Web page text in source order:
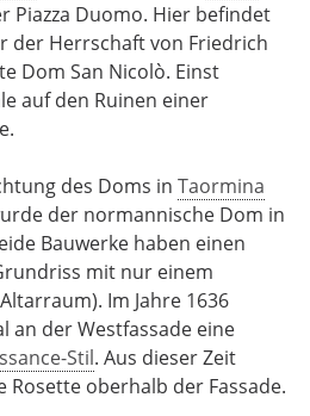
Piazza Duomo. Hier befindet
der Herrschaft von Friedrich
Dom San Nicolò. Einst
auf den Ruinen einer
des Doms in Taormina
der normannische Dom in
Bauwerke haben einen
mit nur einem
Im Jahre 1636
an der Westfassade eine
Stil. Aus dieser Zeit
oberhalb der Fassade.